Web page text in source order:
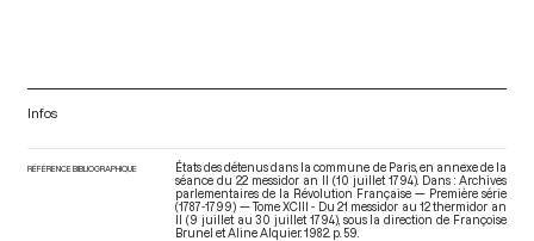
Infos
RÉFÉRENCE BIBLIOGRAPHIQUE
États des détenus dans la commune de Paris, en annexe de la
séance du 22 messidor an II (10 juillet 1794). Dans : Archives
parlementaires de la Révolution Française — Première série
(1787-1799) — Tome XCIII - Du 21 messidor au 12 thermidor an
II (9 juillet au 30 juillet 1794), sous la direction de Françoise
Brunel et Aline Alquier. 1982. p. 59.